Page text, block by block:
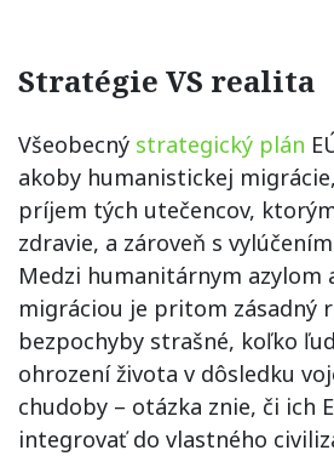
Stratégie VS realita
Všeobecný strategický plán
akoby humanistickej
príjem tých utečencov,
zdravie, a zároveň s
Medzi humanitárnym azylom
migráciou je pritom zásadný
bezpochyby strašné, koľko
ohrození života v dôsledku
chudoby – otázka znie, či ich
integrovať do vlastného